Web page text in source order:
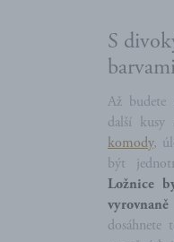
S
Až
další
komody,
být
Ložnice
dosáhnete